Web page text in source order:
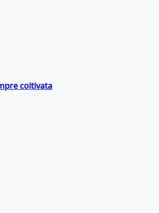
coltivata